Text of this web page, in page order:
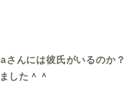
んには彼氏がいるのか？
した＾＾